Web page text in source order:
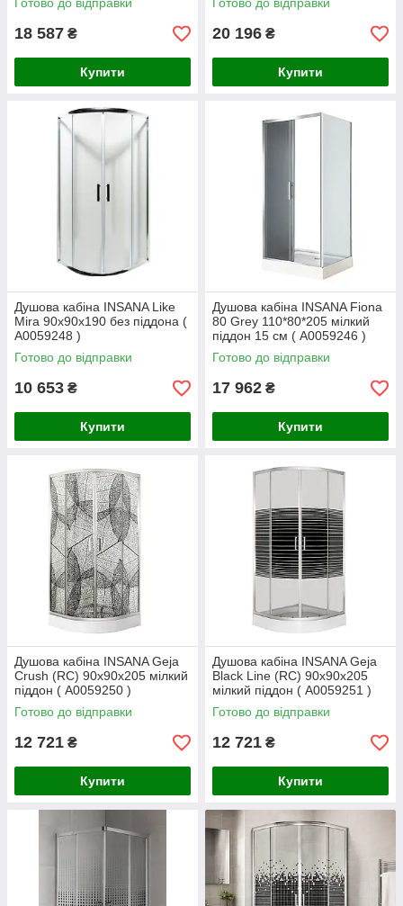
18 587 ₴
Купити
20 196 ₴
Купити
Душова кабіна INSANA Like
Mira 90x90x190 без піддона (
А0059248 )
Готово до відправки
10 653 ₴
Купити
Душова кабіна INSANA Fiona
80 Grey 110*80*205 мілкий
піддон 15 см ( А0059246 )
Готово до відправки
17 962 ₴
Купити
Душова кабіна INSANA Geja
Crush (RC) 90х90х205 мілкий
піддон ( А0059250 )
Готово до відправки
12 721 ₴
Купити
Душова кабіна INSANA Geja
Black Line (RC) 90х90х205
мілкий піддон ( А0059251 )
Готово до відправки
12 721 ₴
Купити